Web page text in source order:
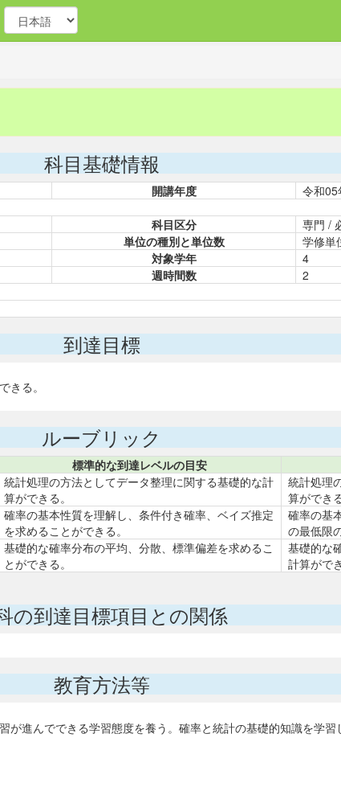
科目基礎情報
開講年度
令和05
科目区分
専門 /
単位の種別と単位数
学修単
対象学年
4
週時間数
2
到達目標
きる。
ルーブリック
標準的な到達レベルの目安
統計処理の方法としてデータ整理に関する基礎的な計
算ができる。
統計処理
算ができる
確率の基本性質を理解し、条件付き確率、ベイズ推定
を求めることができる。
確率の基
の最低限
基礎的な確率分布の平均、分散、標準偏差を求めるこ
とができる。
基礎的な
計算がで
の到達目標項目との関係
教育方法等
進んでできる学習態度を養う。確率と統計の基礎的知識を学